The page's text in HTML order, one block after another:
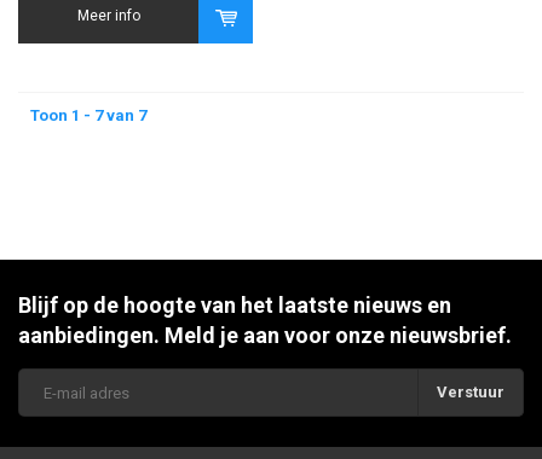
Meer info
Toon 1 - 7 van 7
Blijf op de hoogte van het laatste nieuws en
aanbiedingen. Meld je aan voor onze nieuwsbrief.
Verstuur